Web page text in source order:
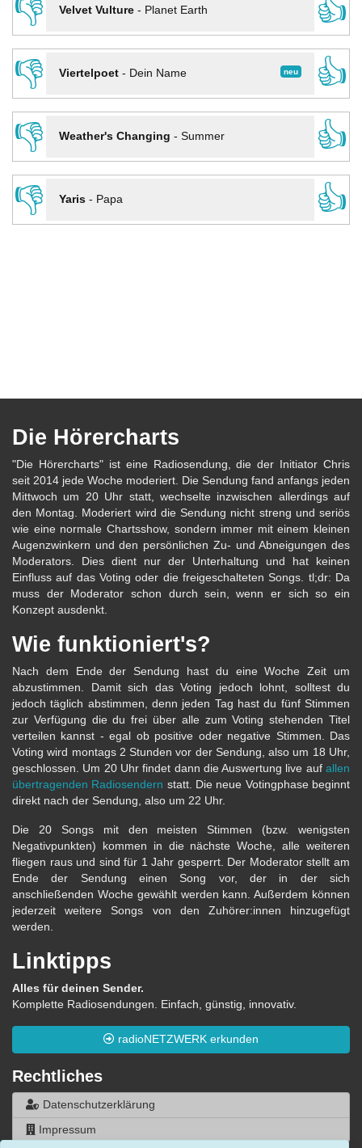
👎
Velvet Vulture- Planet Earth
👍
👎
neu
Viertelpoet- Dein Name
👍
👎
Weather's Changing - Summer
👍
👎
Yaris- Papa 👍
Die Hörercharts
"Die Hörercharts" ist eine Radiosendung, die der Initiator Chris
seit 2014 jede Woche moderiert. Die Sendung fand anfangs jeden
Mittwoch um 20 Uhr statt, wechselte inzwischen allerdings auf
den Montag. Moderiert wird die Sendung nicht streng und seriös
wie eine normale Chartsshow, sondern immer mit einem kleinen
Augenzwinkern und den persönlichen Zu- und Abneigungen des
Moderators. Dies dient nur der Unterhaltung und hat keinen
Einfluss auf das Voting oder die freigeschalteten Songs. tl;dr: Da
muss der Moderator schon durch sein, wenn er sich so ein
Konzept ausdenkt.
Wie funktioniert's?
Nach dem Ende der Sendung hast du eine Woche Zeit um
abzustimmen. Damit sich das Voting jedoch lohnt, solltest du
jedoch täglich abstimmen, denn jeden Tag hast du fünf Stimmen
zur Verfügung die du frei über alle zum Voting stehenden Titel
verteilen kannst - egal ob positive oder negative Stimmen. Das
Voting wird montags 2 Stunden vor der Sendung, also um 18 Uhr,
geschlossen. Um 20 Uhr findet dann die Auswertung live auf allen
übertragenden Radiosendern statt. Die neue Votingphase beginnt
direkt nach der Sendung, also um 22 Uhr.
Die 20 Songs mit den meisten Stimmen (bzw. wenigsten
Negativpunkten) kommen in die nächste Woche, alle weiteren
fliegen raus und sind für 1 Jahr gesperrt. Der Moderator stellt am
Ende der Sendung einen Song vor, der in der sich
anschließenden Woche gewählt werden kann. Außerdem können
jederzeit weitere Songs von den Zuhörer:innen hinzugefügt
werden.
Linktipps
Alles für deinen Sender.
Komplette Radiosendungen. Einfach, günstig, innovativ.
radioNETZWERK erkunden
Rechtliches
Datenschutzerklärung
Impressum